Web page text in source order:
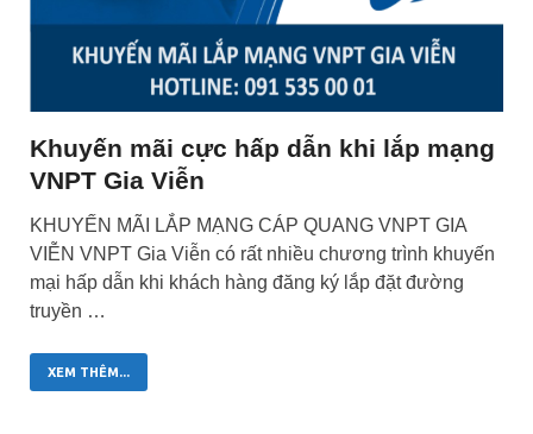
Khuyến mãi cực hấp dẫn khi lắp mạng
VNPT Gia Viễn
KHUYẾN MÃI LẮP MẠNG CÁP QUANG VNPT GIA
VIỄN VNPT Gia Viễn có rất nhiều chương trình khuyến
mại hấp dẫn khi khách hàng đăng ký lắp đặt đường
truyền …
XEM THÊM...